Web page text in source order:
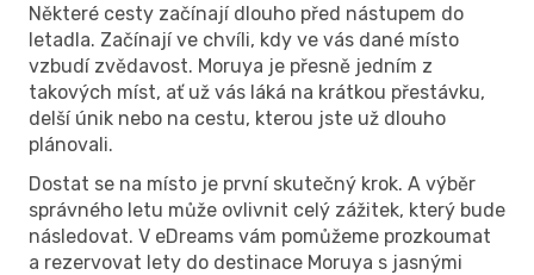
Některé cesty začínají dlouho před nástupem do
letadla. Začínají ve chvíli, kdy ve vás dané místo
vzbudí zvědavost. Moruya je přesně jedním z
takových míst, ať už vás láká na krátkou přestávku,
delší únik nebo na cestu, kterou jste už dlouho
plánovali.
Dostat se na místo je první skutečný krok. A výběr
správného letu může ovlivnit celý zážitek, který bude
následovat. V eDreams vám pomůžeme prozkoumat
a rezervovat lety do destinace Moruya s jasnými